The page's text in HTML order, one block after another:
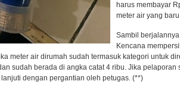
harus membayar
meter air yang
Sambil
Kencana
meter air dirumah sudah termasuk kategori untuk
sudah berada di angka catat 4 ribu. Jika pelaporan
dengan pergantian oleh petugas. (**)